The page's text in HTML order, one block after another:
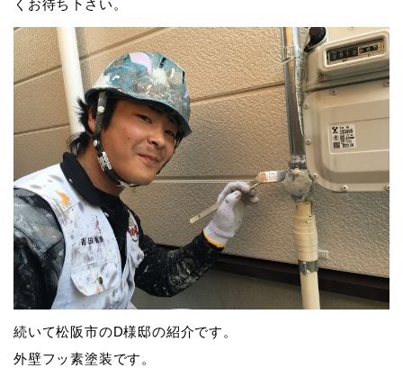
くお待ち下さい。
続いて松阪市のD様邸の紹介です。
外壁フッ素塗装です。